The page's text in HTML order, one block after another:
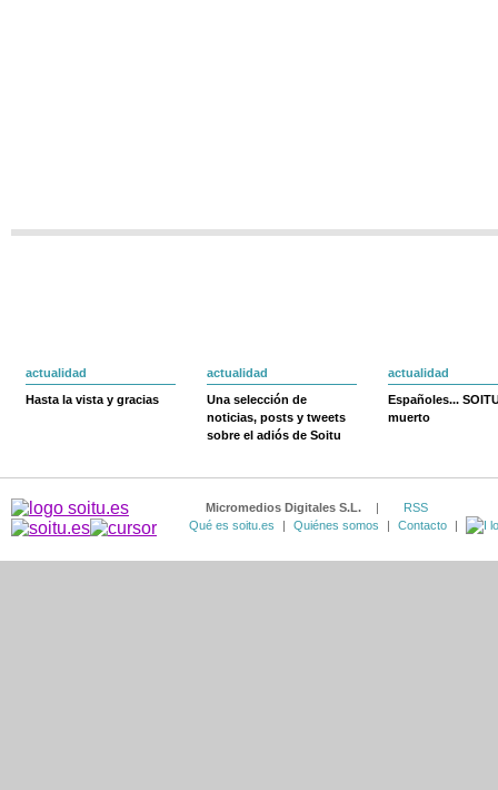
actualidad
Hasta la vista y gracias
actualidad
Una selección de
noticias, posts y tweets
sobre el adiós de Soitu
actualidad
Españoles...
muerto
Micromedios Digitales S.L. |
RSS
Qué es soitu.es
| Quiénes somos | Contacto |